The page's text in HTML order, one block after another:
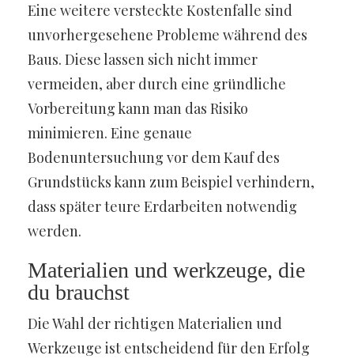
Eine weitere versteckte Kostenfalle sind
unvorhergesehene Probleme während des
Baus. Diese lassen sich nicht immer
vermeiden, aber durch eine gründliche
Vorbereitung kann man das Risiko
minimieren. Eine genaue
Bodenuntersuchung vor dem Kauf des
Grundstücks kann zum Beispiel verhindern,
dass später teure Erdarbeiten notwendig
werden.
Materialien und werkzeuge, die
du brauchst
Die Wahl der richtigen Materialien und
Werkzeuge ist entscheidend für den Erfolg